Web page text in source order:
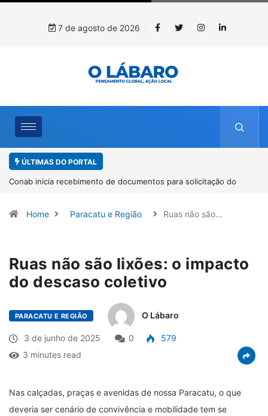
7 de agosto de 2026
ÚLTIMAS DO PORTAL
Workshop internacional debate futuro da piscicultura com
Home Paracatu e Região Ruas não são…
Ruas não são lixões: o impacto
do descaso coletivo
PARACATU E REGIÃO O Lábaro
3 de junho de 2025 0
579
3 minutes read
Nas calçadas, praças e avenidas de nossa Paracatu, o que
deveria ser cenário de convivência e mobilidade tem se